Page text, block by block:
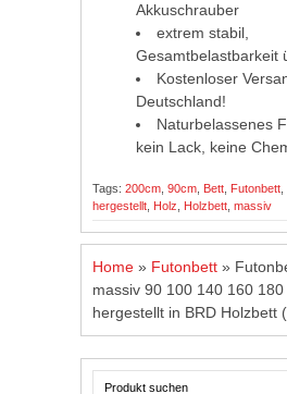
Akkuschrauber
extrem stabil,
Gesamtbelastbarkeit
Kostenloser
Deutschland!
Naturbelassenes
kein Lack, keine
Tags: 200cm 90cm Bett Futonbett
hergestellt Holz Holzbett massiv
Home » Futonbett »
massiv 90 100 140 160 180
hergestellt in BRD Holzbett